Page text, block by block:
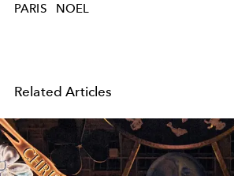
PARIS NOEL
Related Articles